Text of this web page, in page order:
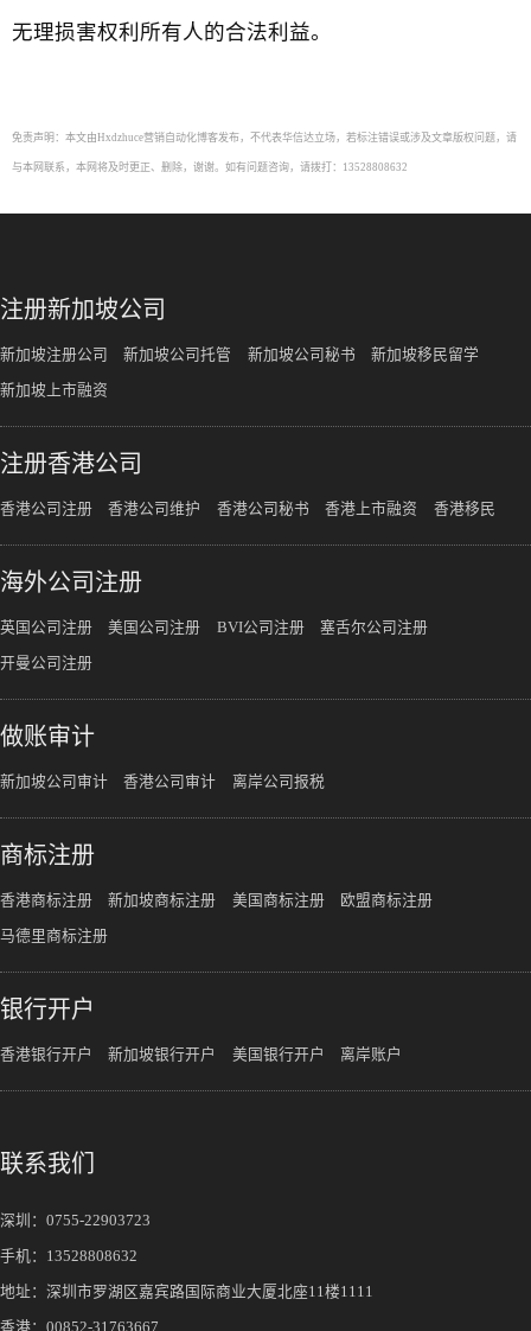
无理损害权利所有人的合法利益。
免责声明：本文由Hxdzhuce营销自动化博客发布，不代表华信达立场，若标注错误或涉及文章版权问题，请
与本网联系，本网将及时更正、删除，谢谢。如有问题咨询，请拨打：13528808632
注册新加坡公司
新加坡注册公司 新加坡公司托管 新加坡公司秘书 新加坡移民留学
新加坡上市融资
注册香港公司
香港公司注册 香港公司维护 香港公司秘书 香港上市融资 香港移民
海外公司注册
英国公司注册 美国公司注册 BVI公司注册 塞舌尔公司注册
开曼公司注册
做账审计
新加坡公司审计 香港公司审计 离岸公司报税
商标注册
香港商标注册 新加坡商标注册 美国商标注册 欧盟商标注册
马德里商标注册
银行开户
香港银行开户 新加坡银行开户 美国银行开户 离岸账户
联系我们
深圳： 0755-22903723
手机： 13528808632
地址：深圳市罗湖区嘉宾路国际商业大厦北座11楼1111
香港：00852-31763667